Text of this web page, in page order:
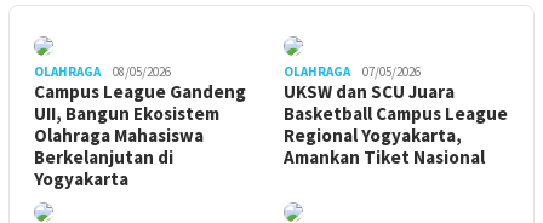
OLAHRAGA 08/05/2026
Campus League Gandeng
UII, Bangun Ekosistem
Olahraga Mahasiswa
Berkelanjutan di
Yogyakarta
OLAHRAGA 07/05/2026
UKSW dan SCU Juara
Basketball Campus League
Regional Yogyakarta,
Amankan Tiket Nasional